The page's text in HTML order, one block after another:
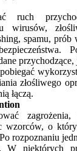
ruch
wirusów,
spamu, prób
złośliwego
łączą.
wzorców, o
rozpoznaniu
W niektórych